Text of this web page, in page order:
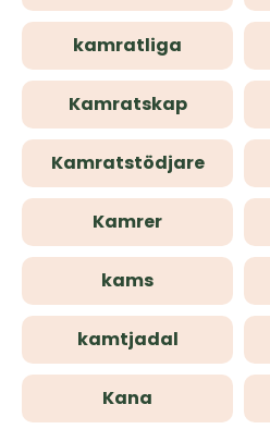
kamratliga
Kamratskap
Kamratstödjare
Kamrer
kams
kamtjadal
Kana